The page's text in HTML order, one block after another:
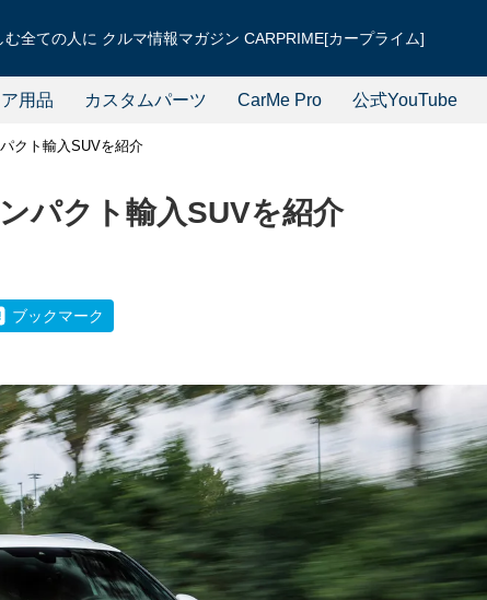
む全ての人に クルマ情報マガジン CARPRIME[カープライム]
用品 カスタムパーツ CarMe Pro 公式YouTube
クト輸入SUVを紹介
パクト輸入SUVを紹介
ブックマーク